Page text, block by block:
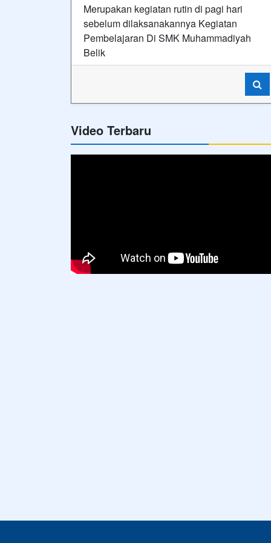
Merupakan kegiatan rutin di pagi hari
sebelum dilaksanakannya Kegiatan
Pembelajaran Di SMK Muhammadiyah
Belik
Video Terbaru